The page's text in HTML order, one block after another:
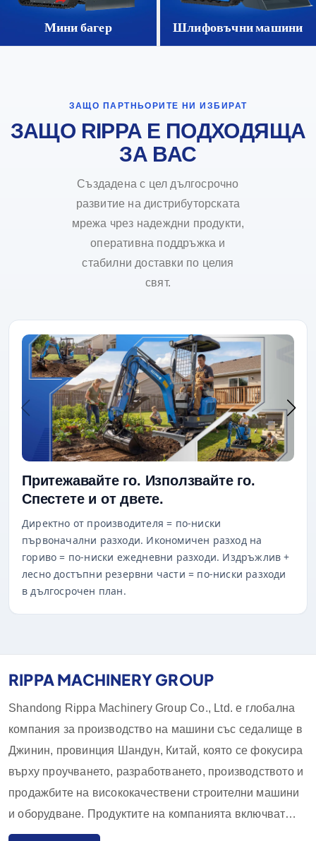
Мини багер Шлифовъчни машини
ЗАЩО ПАРТНЬОРИТЕ НИ ИЗБИРАТ
ЗАЩО RIPPA Е ПОДХОДЯЩА
ЗА ВАС
Създадена с цел дългосрочно
развитие на дистрибуторската
мрежа чрез надеждни продукти,
оперативна поддръжка и
стабилни доставки по целия
свят.
Притежавайте го. Използвайте го.
Спестете и от двете.
Директно от производителя = по-ниски
първоначални разходи. Икономичен разход на
гориво = по-ниски ежедневни разходи. Издръжлив +
лесно достъпни резервни части = по-ниски разходи
в дългосрочен план.
RIPPA MACHINERY GROUP
Shandong Rippa Machinery Group Co., Ltd. е глобална
компания за производство на машини със седалище в
Джинин, провинция Шандун, Китай, която се фокусира
върху проучването, разработването, производството и
продажбите на висококачествени строителни машини
и оборудване. Продуктите на компанията включват
багери, товарачи, мотокари, плъзгащи се товарачи и